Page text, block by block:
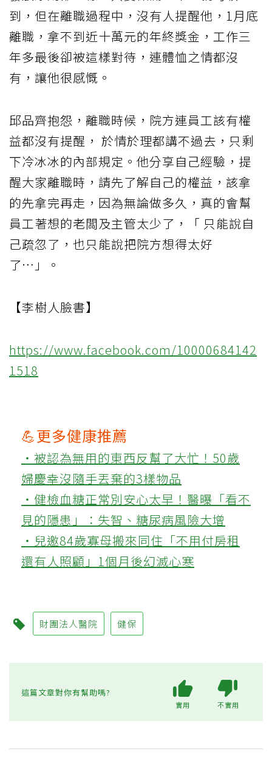
到，但在離職過程中，沒有人提醒他，1月底
離職，拿不到近十萬元的年終獎金，工作三
年多最後卻被這樣對待，連體恤之情都沒
有，讓他很感慨。
邱品齊抱怨，離職時候，院方連員工該有權
益都沒有提醒， 於情於理都講不過去，只剩
下冷冰冰的內部規定。他分享自己經驗，提
醒大家離職時，請先了解自己的權益，該拿
的先拿完再走，因為無論做多久，真的會幫
員工著想的老闆及主管太少了，「 只能說自
己疏忽了，也只能說把院方想得太好
了…」。
【李樹人臉書】
https://www.facebook.com/10000684142
1518
💪更多健康推薦
‧被認為無用的東西反幫了大忙！50歲
婦慶幸沒隨手丟棄的3樣物品
‧健檢血糖正常別安心太早！醫曝「看不
見的隱患」：失智、糖尿病風險大增
‧兒邀84歲寡母搬來同住「不用付房租
還有人照顧」1個月後幻滅心寒
財團法人醫院 健保
這篇文章對你有幫助嗎?
實用 不實用